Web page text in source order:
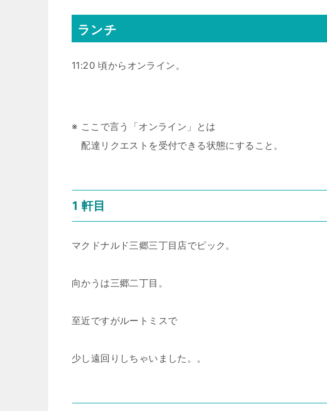
ランチ
11:20 頃からオンライン。
※ ここで言う「オンライン」とは
配達リクエストを受付できる状態にすること。
1 軒目
マクドナルド三郷三丁目店でピック。
向かうは三郷二丁目。
至近ですがルートミスで
少し遠回りしちゃいました。。